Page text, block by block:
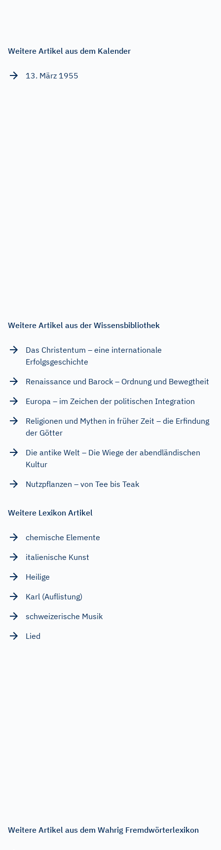
Weitere Artikel aus dem Kalender
13. März 1955
Weitere Artikel aus der Wissensbibliothek
Das Christentum – eine internationale
Erfolgsgeschichte
Renaissance und Barock – Ordnung und Bewegtheit
Europa – im Zeichen der politischen Integration
Religionen und Mythen in früher Zeit – die Erfindung
der Götter
Die antike Welt – Die Wiege der abendländischen
Kultur
Nutzpflanzen – von Tee bis Teak
Weitere Lexikon Artikel
chemische Elemente
italienische Kunst
Heilige
Karl (Auflistung)
schweizerische Musik
Lied
Weitere Artikel aus dem Wahrig Fremdwörterlexikon